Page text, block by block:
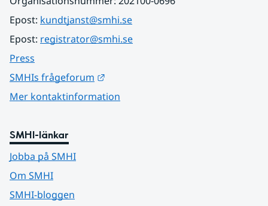
Epost: kundtjanst@smhi.se
Epost: registrator@smhi.se
Press
SMHIs frågeforum
Mer kontaktinformation
SMHI-länkar
Jobba på SMHI
Om SMHI
SMHI-bloggen